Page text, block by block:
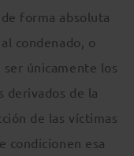
forma absoluta
condenado, o
ser únicamente los
derivados de la
de las víctimas
condicionen esa